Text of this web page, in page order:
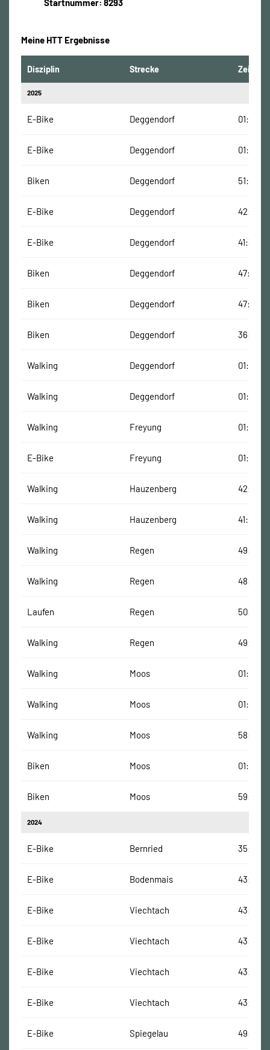
Startnummer: 8293
Meine HTT Ergebnisse
Disziplin Strecke Zeit
2025
E-Bike Deggendorf
E-Bike Deggendorf
Biken Deggendorf 51:53
E-Bike Deggendorf 42:05
E-Bike Deggendorf 41:37
Biken Deggendorf 47:50
Biken Deggendorf 47:20
Biken Deggendorf 36:33
Walking Deggendorf
Walking Deggendorf
Walking Freyung
E-Bike Freyung
Walking Hauzenberg 42:09
Walking Hauzenberg 41:21
Walking Regen 49:49
Walking Regen 48:39
Laufen Regen 50:28
Walking Regen 49:57
Walking Moos
Walking Moos
Walking Moos 58:40
Biken Moos
Biken Moos 59:54
2024
E-Bike Bernried 35:48
E-Bike Bodenmais 43:52
E-Bike Viechtach 43:05
E-Bike Viechtach 43:05
E-Bike Viechtach 43:05
E-Bike Viechtach 43:05
E-Bike Spiegelau 49:08